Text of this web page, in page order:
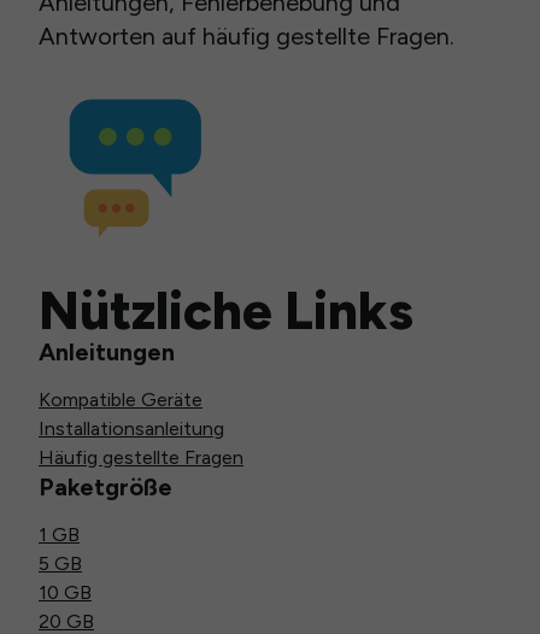
Antworten auf häufig gestellte Fragen.
Nützliche Links
Anleitungen
Kompatible Geräte
Installationsanleitung
Häufig gestellte Fragen
Paketgröße
1 GB
5 GB
10 GB
20 GB